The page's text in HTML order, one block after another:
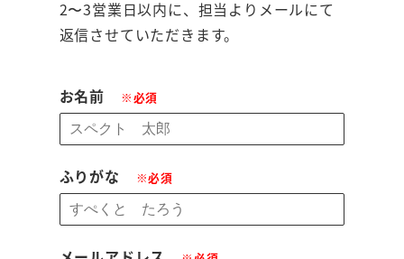
2〜3営業日以内に、担当よりメールにて
返信させていただきます。
お名前 ※必須
ふりがな ※必須